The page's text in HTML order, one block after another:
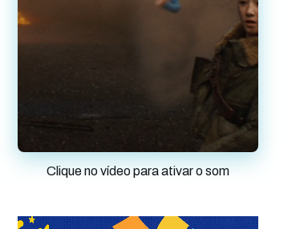
Clique no vídeo para ativar o som